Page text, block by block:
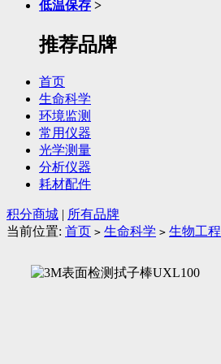
低温保存 >
推荐品牌
首页
生命科学
环境监测
常用仪器
光学测量
分析仪器
耗材配件
积分商城 | 所有品牌
当前位置: 首页 > 生命科学 > 生物工程